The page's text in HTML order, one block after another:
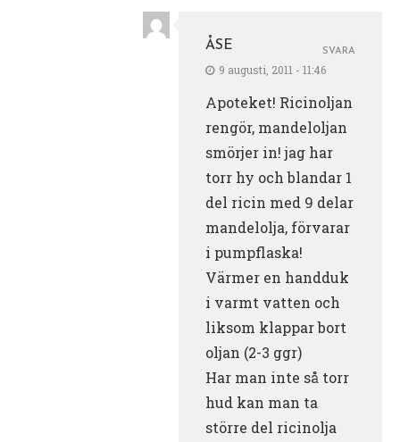
ÅSE
9 augusti, 2011 - 11:46
Apoteket! Ricinoljan
rengör, mandeloljan
smörjer in! jag har
torr hy och blandar 1
del ricin med 9 delar
mandelolja, förvarar
i pumpflaska!
Värmer en handduk
i varmt vatten och
liksom klappar bort
oljan (2-3 ggr)
Har man inte så torr
hud kan man ta
större del ricinolja
SVARA